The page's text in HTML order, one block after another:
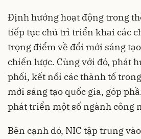
Định hướng hoạt động trong
tiếp tục chủ trì triển khai các
trọng điểm về đổi mới sáng
chiến lược. Cùng với đó, phát
phối, kết nối các thành tố
mới sáng tạo quốc gia, góp
phát triển một số ngành công
Bên cạnh đó, NIC tập trung